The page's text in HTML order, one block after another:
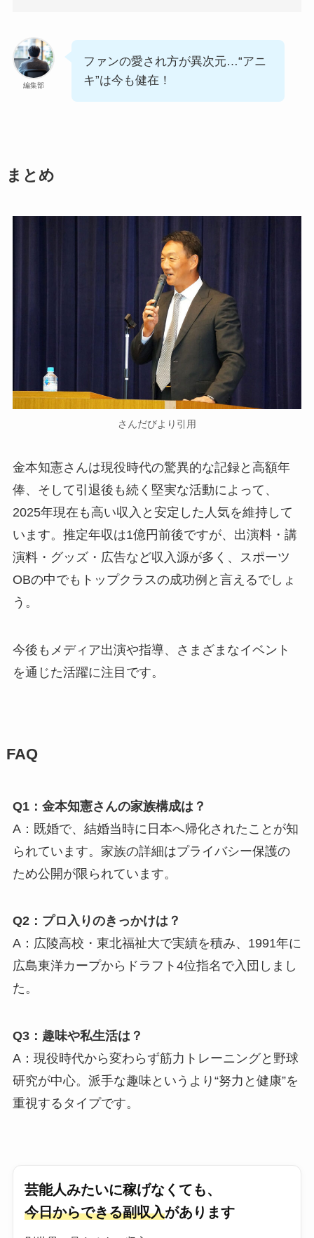
編集部
ファンの愛され方が異次元…“アニ
キ”は今も健在！
まとめ
さんだびより引用
金本知憲さんは現役時代の驚異的な記録と高額年
俸、そして引退後も続く堅実な活動によって、
2025年現在も高い収入と安定した人気を維持して
います。推定年収は1億円前後ですが、出演料・講
演料・グッズ・広告など収入源が多く、スポーツ
OBの中でもトップクラスの成功例と言えるでしょ
う。
今後もメディア出演や指導、さまざまなイベント
を通じた活躍に注目です。
FAQ
Q1：金本知憲さんの家族構成は？
A：既婚で、結婚当時に日本へ帰化されたことが知
られています。家族の詳細はプライバシー保護の
ため公開が限られています。
Q2：プロ入りのきっかけは？
A：広陵高校・東北福祉大で実績を積み、1991年に
広島東洋カープからドラフト4位指名で入団しまし
た。
Q3：趣味や私生活は？
A：現役時代から変わらず筋力トレーニングと野球
研究が中心。派手な趣味というより“努力と健康”を
重視するタイプです。
芸能人みたいに稼げなくても、
今日からできる副収入があります